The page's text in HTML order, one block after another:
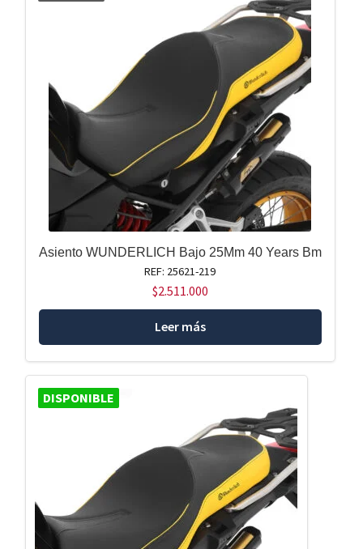
Asiento WUNDERLICH Bajo 25Mm 40 Years Bm
REF: 25621-219
$2.511.000
Leer más
DISPONIBLE